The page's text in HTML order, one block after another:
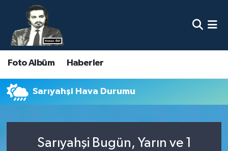
Foto Albüm Haberler
Sarıyahşi Hava Durumu
Sarıyahşi Bugün, Yarın ve 1
Nöbetçi Eczaneler
Hava Durumu
Namaz Vakitleri
Süper Lig Puan Durumu ve Fikstür